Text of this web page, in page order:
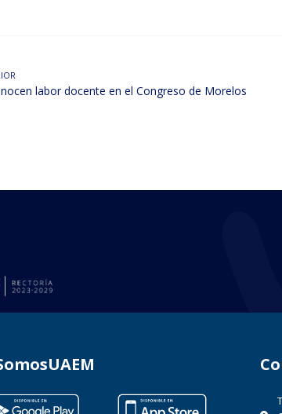
labor docente en el Congreso de Morelos